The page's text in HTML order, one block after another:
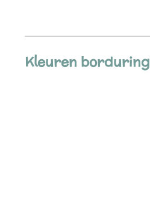
Kleuren borduring